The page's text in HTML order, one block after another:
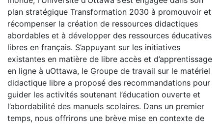
plan stratégique Transformation 2030 à promouvoir et
récompenser la création de ressources didactiques
abordables et à développer des ressources éducatives
libres en français. S’appuyant sur les initiatives
existantes en matière de libre accès et d’apprentissage
en ligne à uOttawa, le Groupe de travail sur le matériel
didactique libre a proposé des recommandations pour
guider les activités soutenant l’éducation ouverte et
l’abordabilité des manuels scolaires. Dans un premier
temps, nous offrirons une brève mise en contexte de